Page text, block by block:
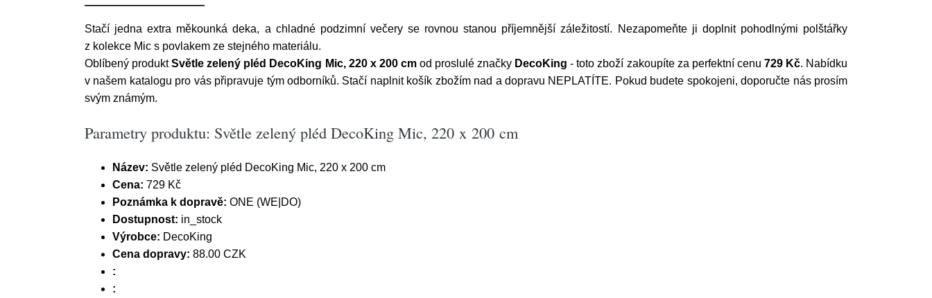
Stačí jedna extra měkounká deka, a chladné podzimní večery se rovnou stanou příjemnější záležitostí. Nezapomeňte ji doplnit pohodlnými polštářky
z kolekce Mic s povlakem ze stejného materiálu.
Oblíbený produktSvětle zelený pléd DecoKing Mic, 220 x 200 cmod proslulé značky DecoKing - toto zboží zakoupíte za perfektní cenu 729 Kč. Nabídku
v našem katalogu pro vás připravuje tým odborníků. Stačí naplnit košík zbožím nad a dopravu NEPLATÍTE. Pokud budete spokojeni, doporučte nás prosím
svým známým.
Parametry produktu: Světle zelený pléd DecoKing Mic, 220 x 200 cm
Název: Světle zelený pléd DecoKing Mic, 220 x 200 cm
Cena: 729 Kč
Poznámka k dopravě: ONE (WE|DO)
Dostupnost: in_stock
Výrobce: DecoKing
Cena dopravy: 88.00 CZK
:
: